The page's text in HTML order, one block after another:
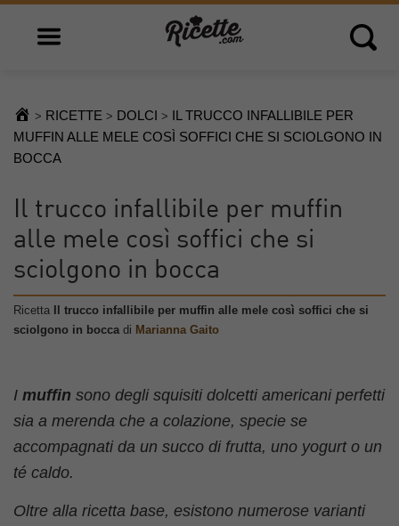
Open main menu Open
> RICETTE > DOLCI >
IL TRUCCO INFALLIBILE PER
MUFFIN ALLE MELE COSÌ SOFFICI CHE SI SCIOLGONO IN
BOCCA
Il trucco infallibile per muffin
alle mele così soffici che si
sciolgono in bocca
Ricetta
Il trucco infallibile per muffin alle mele così soffici che si
sciolgono in bocca di Marianna Gaito
I muffin sono degli squisiti dolcetti americani perfetti
sia a merenda che a colazione, specie se
accompagnati da un succo di frutta, uno yogurt o un
té caldo.
Oltre alla ricetta base, esistono numerose varianti